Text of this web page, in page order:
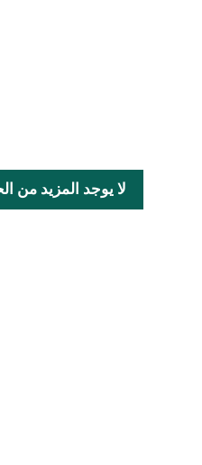
لا يوجد المزيد من